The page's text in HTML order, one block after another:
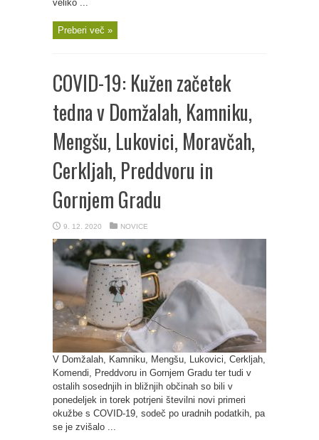
veliko ...
Preberi več »
COVID-19: Kužen začetek
tedna v Domžalah, Kamniku,
Mengšu, Lukovici, Moravčah,
Cerkljah, Preddvoru in
Gornjem Gradu
9. 12. 2020 NOVICE
V Domžalah, Kamniku, Mengšu, Lukovici, Cerkljah,
Komendi, Preddvoru in Gornjem Gradu ter tudi v
ostalih sosednjih in bližnjih občinah so bili v
ponedeljek in torek potrjeni številni novi primeri
okužbe s COVID-19, sodeč po uradnih podatkih, pa
se je zvišalo ...